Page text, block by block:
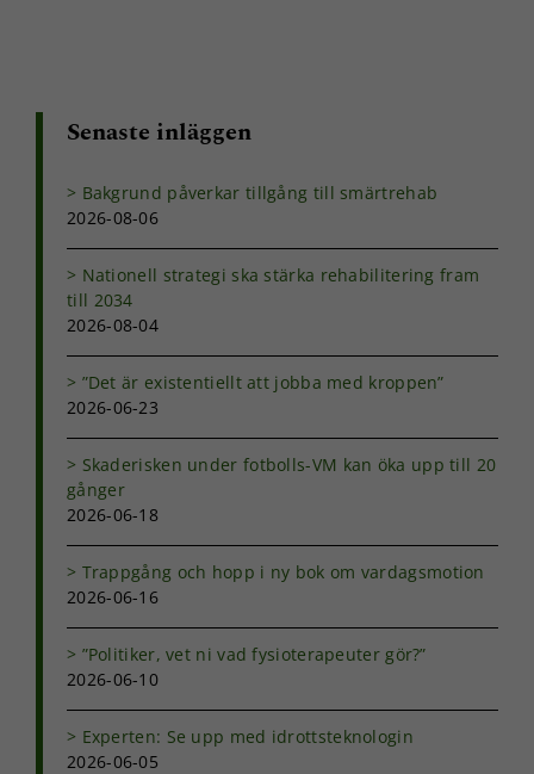
Senaste inläggen
Bakgrund påverkar tillgång till smärtrehab
2026-08-06
Nationell strategi ska stärka rehabilitering fram
till 2034
2026-08-04
”Det är existentiellt att jobba med kroppen”
2026-06-23
Skaderisken under fotbolls-VM kan öka upp till 20
gånger
2026-06-18
Trappgång och hopp i ny bok om vardagsmotion
2026-06-16
”Politiker, vet ni vad fysioterapeuter gör?”
2026-06-10
Experten: Se upp med idrottsteknologin
2026-06-05